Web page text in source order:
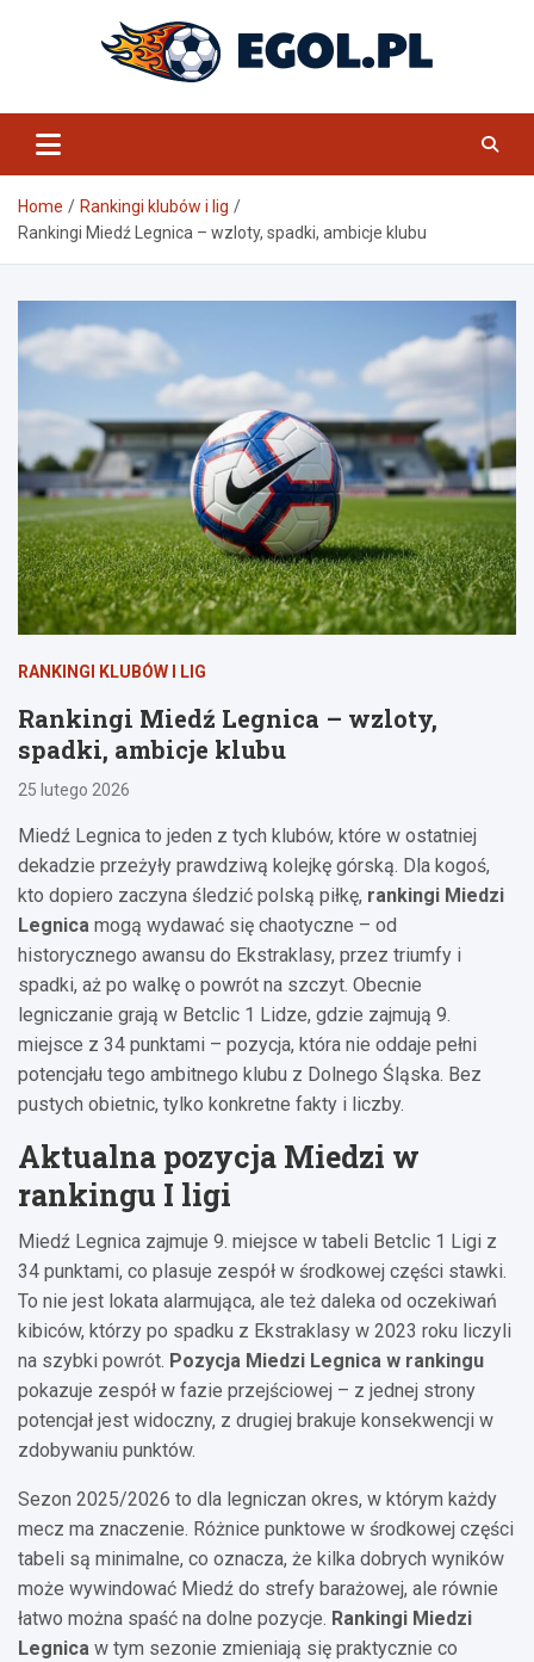
eGol.pl
Home
Rankingi klubów i lig
Rankingi Miedź Legnica – wzloty, spadki, ambicje klubu
RANKINGI KLUBÓW I LIG
Rankingi Miedź Legnica – wzloty,
spadki, ambicje klubu
25 lutego 2026
Miedź Legnica to jeden z tych klubów, które w ostatniej
dekadzie przeżyły prawdziwą kolejkę górską. Dla kogoś,
kto dopiero zaczyna śledzić polską piłkę, rankingi Miedzi
Legnica mogą wydawać się chaotyczne – od
historycznego awansu do Ekstraklasy, przez triumfy i
spadki, aż po walkę o powrót na szczyt. Obecnie
legniczanie grają w Betclic 1 Lidze, gdzie zajmują 9.
miejsce z 34 punktami – pozycja, która nie oddaje pełni
potencjału tego ambitnego klubu z Dolnego Śląska. Bez
pustych obietnic, tylko konkretne fakty i liczby.
Aktualna pozycja Miedzi w
rankingu I ligi
Miedź Legnica zajmuje 9. miejsce w tabeli Betclic 1 Ligi z
34 punktami, co plasuje zespół w środkowej części stawki.
To nie jest lokata alarmująca, ale też daleka od oczekiwań
kibiców, którzy po spadku z Ekstraklasy w 2023 roku liczyli
na szybki powrót. Pozycja Miedzi Legnica w rankingu
pokazuje zespół w fazie przejściowej – z jednej strony
potencjał jest widoczny, z drugiej brakuje konsekwencji w
zdobywaniu punktów.
Sezon 2025/2026 to dla legniczan okres, w którym każdy
mecz ma znaczenie. Różnice punktowe w środkowej części
tabeli są minimalne, co oznacza, że kilka dobrych wyników
może wywindować Miedź do strefy barażowej, ale równie
łatwo można spaść na dolne pozycje. Rankingi Miedzi
Legnica w tym sezonie zmieniają się praktycznie co